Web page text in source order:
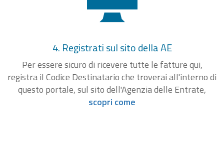
4. Registrati sul sito della AE
Per essere sicuro di ricevere tutte le fatture qui,
registra il Codice Destinatario che troverai all'interno di
questo portale, sul sito dell'Agenzia delle Entrate,
scopri come